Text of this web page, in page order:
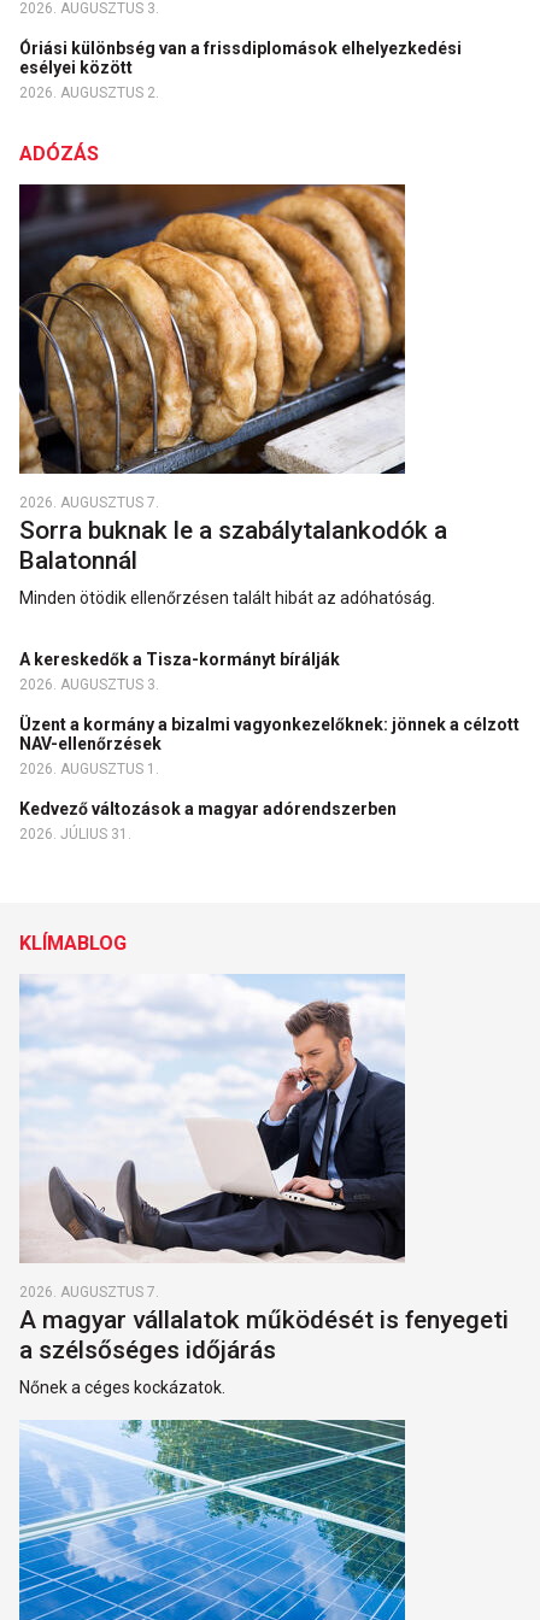
2026. AUGUSZTUS 3.
Óriási különbség van a frissdiplomások elhelyezkedési
esélyei között
2026. AUGUSZTUS 2.
ADÓZÁS
2026. AUGUSZTUS 7.
Sorra buknak le a szabálytalankodók a
Balatonnál
Minden ötödik ellenőrzésen talált hibát az adóhatóság.
A kereskedők a Tisza-kormányt bírálják
2026. AUGUSZTUS 3.
Üzent a kormány a bizalmi vagyonkezelőknek: jönnek a célzott
NAV-ellenőrzések
2026. AUGUSZTUS 1.
Kedvező változások a magyar adórendszerben
2026. JÚLIUS 31.
KLÍMABLOG
2026. AUGUSZTUS 7.
A magyar vállalatok működését is fenyegeti
a szélsőséges időjárás
Nőnek a céges kockázatok.